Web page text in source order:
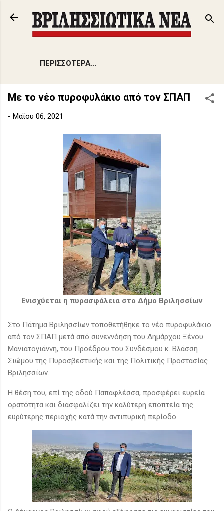
Μετάβαση στο κύριο περιεχόμενο
ΠΕΡΙΣΣΌΤΕΡΑ…
Με το νέο πυροφυλάκιο από τον ΣΠΑΠ
- Μαΐου 06, 2021
Ενισχύεται η πυρασφάλεια στο Δήμο Βριλησσίων
Στο Πάτημα Βριλησσίων τοποθετήθηκε το νέο πυροφυλάκιο
από τον ΣΠΑΠ μετά από συνεννόηση του Δημάρχου Ξένου
Μανιατογιάννη, του Προέδρου του Συνδέσμου κ. Βλάσση
Σιώμου της Πυροσβεστικής και της Πολιτικής Προστασίας
Βριλησσίων.
Η θέση του, επί της οδού Παπαφλέσσα, προσφέρει ευρεία
ορατότητα και διασφαλίζει την καλύτερη εποπτεία της
ευρύτερης περιοχής κατά την αντιπυρική περίοδο.